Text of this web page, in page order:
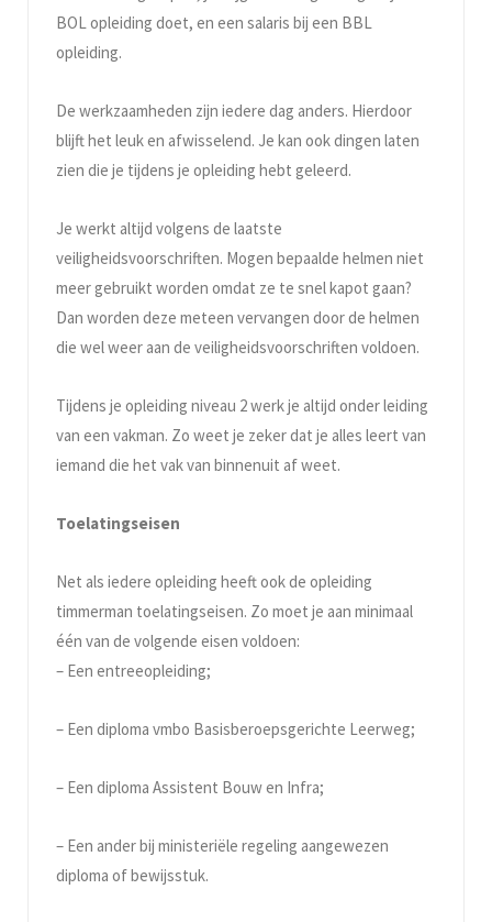
BOL opleiding doet, en een salaris bij een BBL
opleiding.
De werkzaamheden zijn iedere dag anders. Hierdoor
blijft het leuk en afwisselend. Je kan ook dingen laten
zien die je tijdens je opleiding hebt geleerd.
Je werkt altijd volgens de laatste
veiligheidsvoorschriften. Mogen bepaalde helmen niet
meer gebruikt worden omdat ze te snel kapot gaan?
Dan worden deze meteen vervangen door de helmen
die wel weer aan de veiligheidsvoorschriften voldoen.
Tijdens je opleiding niveau 2 werk je altijd onder leiding
van een vakman. Zo weet je zeker dat je alles leert van
iemand die het vak van binnenuit af weet.
Toelatingseisen
Net als iedere opleiding heeft ook de opleiding
timmerman toelatingseisen. Zo moet je aan minimaal
één van de volgende eisen voldoen:
– Een entreeopleiding;
– Een diploma vmbo Basisberoepsgerichte Leerweg;
– Een diploma Assistent Bouw en Infra;
– Een ander bij ministeriële regeling aangewezen
diploma of bewijsstuk.